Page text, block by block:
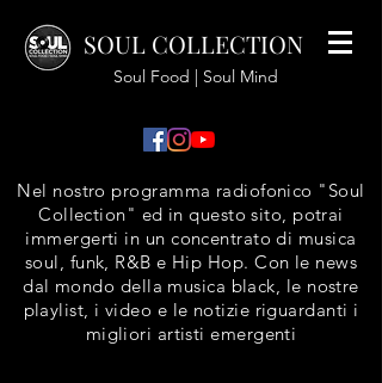
SOUL COLLECTION
Soul Food | Soul Mind
Nel nostro programma radiofonico "Soul
Collection" ed in questo sito, potrai
immergerti in un concentrato di musica
soul, funk, R&B e Hip Hop. Con le news
dal mondo della musica black, le nostre
playlist, i video e le notizie riguardanti i
migliori artisti emergenti